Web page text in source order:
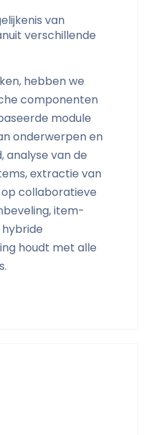
van
verschillende
hebben we
componenten
module
onderwerpen en
analyse van de
extractie van
collaboratieve
item-
houdt met alle